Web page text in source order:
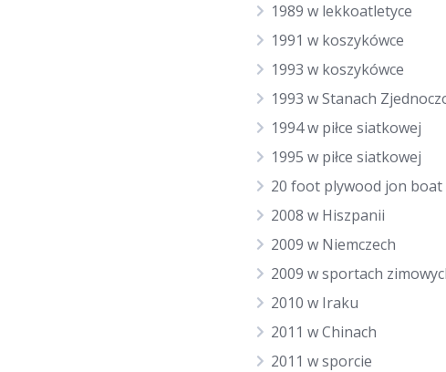
1989 w lekkoatletyce
1991 w koszykówce
1993 w koszykówce
1993 w Stanach
1994 w piłce siatkowej
1995 w piłce siatkowej
20 foot plywood jon boat
2008 w Hiszpanii
2009 w Niemczech
2009 w sportach
2010 w Iraku
2011 w Chinach
2011 w sporcie